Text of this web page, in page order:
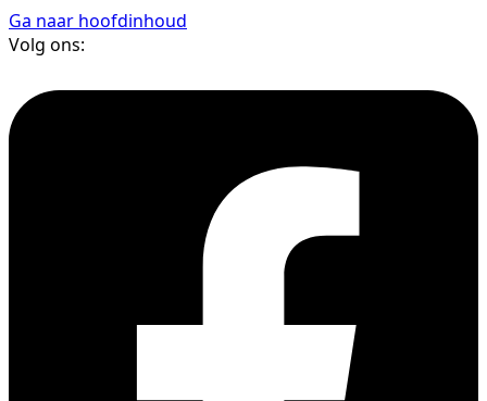
Ga naar hoofdinhoud
Volg ons: